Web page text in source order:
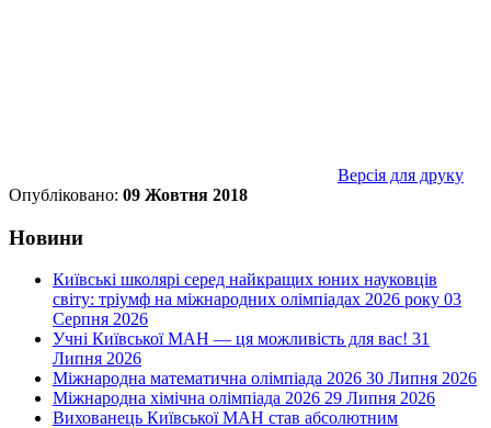
Версія для друку
Опубліковано: 09 Жовтня 2018
Новини
Київські школярі серед найкращих юних науковців
світу: тріумф на міжнародних олімпіадах 2026 року 03
Серпня 2026
Учні Київської МАН — ця можливість для вас! 31
Липня 2026
Міжнародна математична олімпіада 2026 30 Липня 2026
Міжнародна хімічна олімпіада 2026 29 Липня 2026
Вихованець Київської МАН став абсолютним